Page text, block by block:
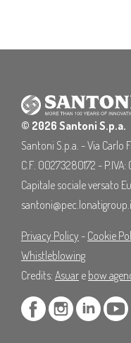
© 2026 Santoni S.p.a.
Santoni S.p.a. - Via Carlo
C.F. 00273280172 -
Capitale sociale versato
Privacy Policy - Cookie
Whistleblowing
Credits: Asuar e bow